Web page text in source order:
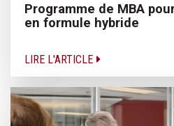
Programme de MBA
en formule hybride
LIRE L'ARTICLE